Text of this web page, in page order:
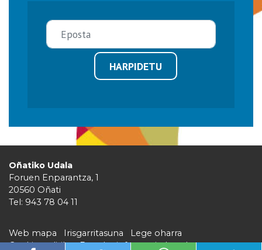
HARPIDETU
Oñatiko Udala
Foruen Enparantza, 1
20560 Oñati
Tel: 943 78 04 11
Web mapa Irisgarritasuna
Lege oharra
Cookie politika
Barruko informazio kanala